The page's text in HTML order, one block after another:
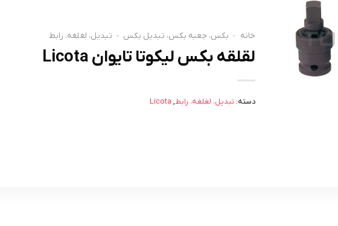
خانه - بکس، جعبه بکس، تبدیل بکس - تبدیل، لغلغه، رابط
لقلقه بکس لیکوتا تایوان Licota
دسته: تبدیل، لغلغه، رابط,
Licota